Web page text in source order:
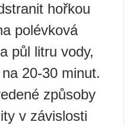
hořkou
polévková
půl litru vody,
20-30 minut.
způsoby
v závislosti